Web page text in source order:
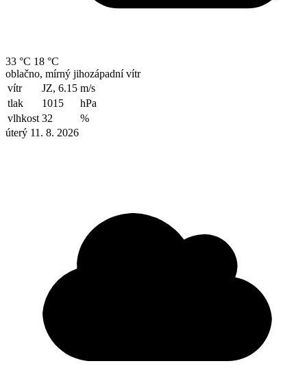
33 °C 18 °C
oblačno, mírný jihozápadní vítr
vítr
JZ, 6.15 m/s
tlak
1015
hPa
vlhkost 32
%
úterý 11. 8. 2026